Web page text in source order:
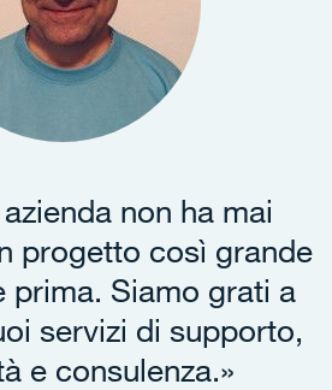
non ha mai
progetto così grande
prima. Siamo grati a
servizi di supporto,
e consulenza.»